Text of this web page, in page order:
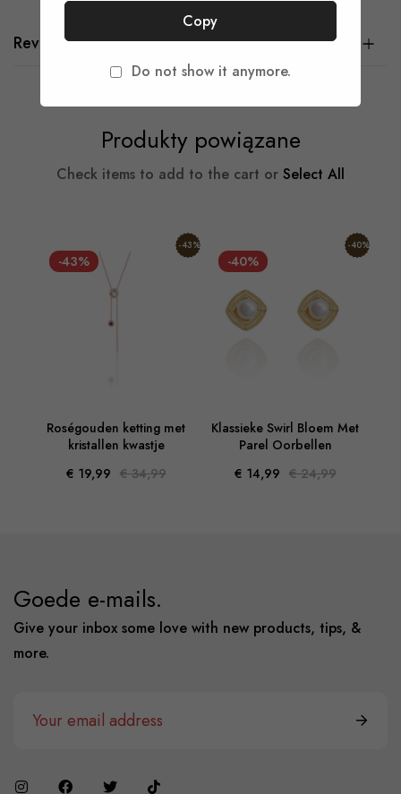
Copy
Do not show it anymore.
Reviews
Produkty powiązane
Check items to add to the cart or Select All
-43%
-43%
Roségouden ketting met
kristallen kwastje
€ 19,99 € 34,99
-40%
-40%
Klassieke Swirl Bloem Met
Parel Oorbellen
€ 14,99 € 24,99
Goede e-mails.
Give your inbox some love with new products, tips, &
more.